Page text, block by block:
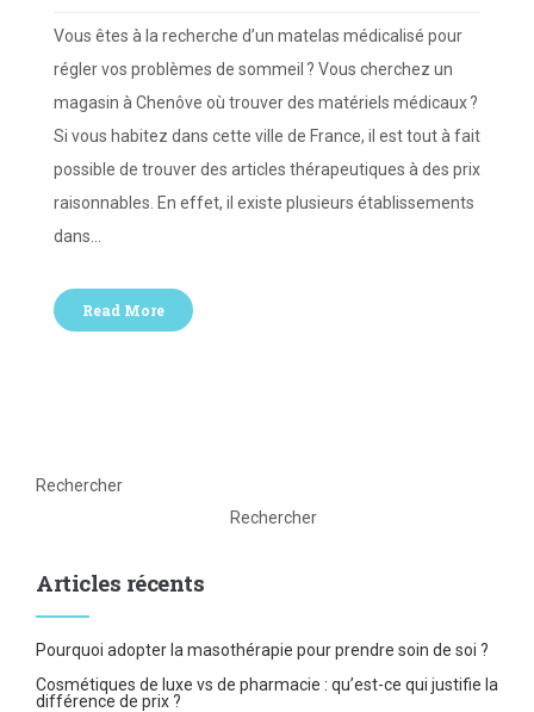
Vous êtes à la recherche d’un matelas médicalisé pour
régler vos problèmes de sommeil ? Vous cherchez un
magasin à Chenôve où trouver des matériels médicaux ?
Si vous habitez dans cette ville de France, il est tout à fait
possible de trouver des articles thérapeutiques à des prix
raisonnables. En effet, il existe plusieurs établissements
dans…
Read More
Rechercher
Rechercher
Articles récents
Pourquoi adopter la masothérapie pour prendre soin de soi ?
Cosmétiques de luxe vs de pharmacie : qu’est-ce qui justifie la
différence de prix ?